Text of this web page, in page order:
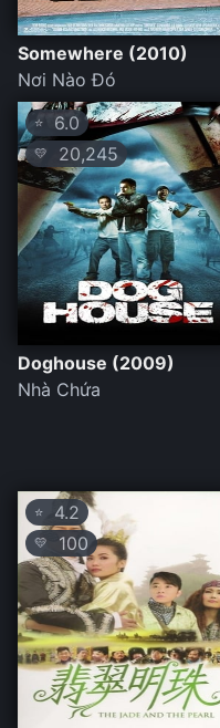
Somewhere (2010)
Nơi Nào Đó
⭐ 6.0
💛 20,245
Doghouse (2009)
Nhà Chứa
⭐ 4.2
💛 100